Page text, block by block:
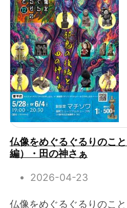
仏像をめぐるぐるりのこ
編）・田の神さぁ
2026-04-23
仏像をめぐるぐるりのこ